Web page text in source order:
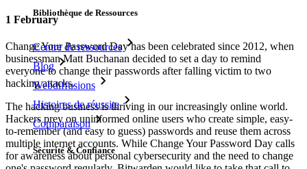
Bibliothèque de Ressources
Centre de ressources
Blog
Webdiffusions
Histoires de réussite
Comparaison
Sécurité & Confiance
1 February
Change Your Password Day has been celebrated since 2012, when
businessman Matt Buchanan decided to set a day to remind
everyone to change their passwords after falling victim to two
hacking attacks.
The hacking business is thriving in our increasingly online world.
Hackers prey on uninformed online users who create simple, easy-
to-remember (and easy to guess) passwords and reuse them across
multiple internet accounts. While Change Your Password Day calls
for awareness about personal cybersecurity and the need to change